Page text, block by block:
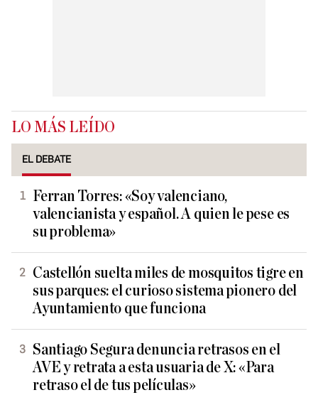
LO MÁS LEÍDO
EL DEBATE
Ferran Torres: «Soy valenciano,
valencianista y español. A quien le pese es
su problema»
Castellón suelta miles de mosquitos tigre en
sus parques: el curioso sistema pionero del
Ayuntamiento que funciona
Santiago Segura denuncia retrasos en el
AVE y retrata a esta usuaria de X: «Para
retraso el de tus películas»